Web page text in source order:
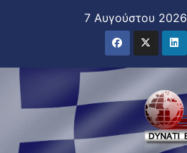
7 Αυγούστου 2026